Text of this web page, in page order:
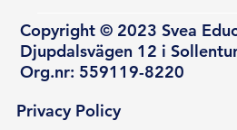
Copyright © 2023 Svea
Djupdalsvägen 12 i
Org.nr: 559119-8220
Privacy Policy